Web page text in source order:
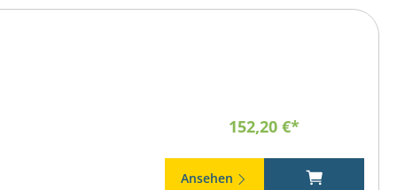
152,20 €*
Ansehen